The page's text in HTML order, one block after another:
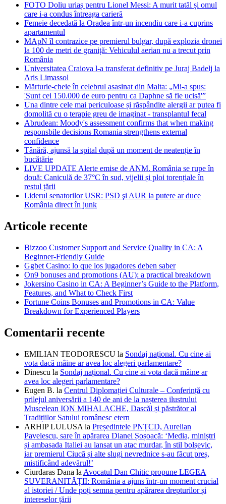
FOTO Doliu uriaș pentru Lionel Messi: A murit tatăl și omul
care i-a condus întreaga carieră
Femeie decedată la Oradea într-un incendiu care i-a cuprins
apartamentul
MApN îl contrazice pe premierul bulgar, după explozia dronei
la 100 de metri de graniță: Vehiculul aerian nu a trecut prin
România
Universitatea Craiova l-a transferat definitiv pe Juraj Badelj la
Aris Limassol
Mărturie-cheie în celebrul asasinat din Malta: „Mi-a spus:
'Sunt cei 150.000 de euro pentru ca Daphne să fie ucisă'”
Una dintre cele mai periculoase și răspândite alergii ar putea fi
domolită cu o terapie greu de imaginat - transplantul fecal
Abrudean: Moody's assessment confirms that when making
responsbile decisions Romania strengthens external
confidence
Tânără, ajunsă la spital după un moment de neatenție în
bucătărie
LIVE UPDATE Alerte emise de ANM. România se rupe în
două: Caniculă de 37°C în sud, vijelii și ploi torențiale în
restul țării
Liderul senatorilor USR: PSD şi AUR la putere ar duce
România direct în junk
Articole recente
Bizzoo Customer Support and Service Quality in CA: A
Beginner-Friendly Guide
Ggbet Casino: lo que los jugadores deben saber
On9 bonuses and promotions (AU): a practical breakdown
Jokersino Casino in CA: A Beginner’s Guide to the Platform,
Features, and What to Check First
Fortune Coins Bonuses and Promotions in CA: Value
Breakdown for Experienced Players
Comentarii recente
EMILIAN TEODORESCU la Sondaj național. Cu cine ai
vota dacă mâine ar avea loc alegeri parlamentare?
Dinescu la Sondaj național. Cu cine ai vota dacă mâine ar
avea loc alegeri parlamentare?
Eugen B. la Centrul Diplomației Culturale – Conferință cu
prilejul aniversării a 140 de ani de la nașterea ilustrului
Muscelean ION MIHALACHE, Dascăl și păstrător al
Tradițiilor Satului românesc etern
ARHIP LULUSA la Președintele PNȚCD, Aurelian
Pavelescu, sare în apărarea Dianei Șoșoacă: ‘Media, miniștri
și ambasada Italiei au lansat un atac murdar, în stil bolșevic,
iar premierul Ciucă și alte slugi nevrednice s-au făcut preș,
mistificând adevărul!’
Ciurdaras Dana la Avocatul Dan Chitic propune LEGEA
SUVERANITĂȚII: România a ajuns într-un moment crucial
al istoriei / Unde poți semna pentru apărarea drepturilor și
intereselor țării